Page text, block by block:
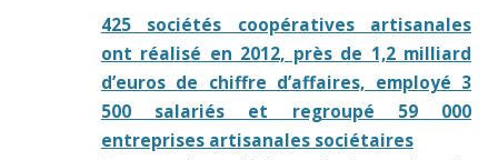
425 sociétés coopératives artisanales
ont réalisé en 2012, près de 1,2 milliard
d’euros de chiffre d’affaires, employé 3
500 salariés et regroupé 59 000
entreprises artisanales sociétaires